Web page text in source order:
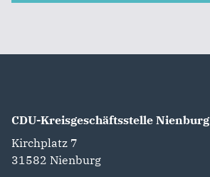
CDU-Kreisgeschäftsstelle Nienburg
Kirchplatz 7
31582 Nienburg